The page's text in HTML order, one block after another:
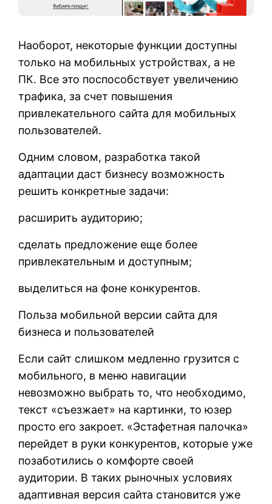
Наоборот, некоторые функции доступны
только на мобильных устройствах, а не
ПК. Все это поспособствует увеличению
трафика, за счет повышения
привлекательного сайта для мобильных
пользователей.
Одним словом, разработка такой
адаптации даст бизнесу возможность
решить конкретные задачи:
расширить аудиторию;
сделать предложение еще более
привлекательным и доступным;
выделиться на фоне конкурентов.
Польза мобильной версии сайта для
бизнеса и пользователей
Если сайт слишком медленно грузится с
мобильного, в меню навигации
невозможно выбрать то, что необходимо,
текст «съезжает» на картинки, то юзер
просто его закроет. «Эстафетная палочка»
перейдет в руки конкурентов, которые уже
позаботились о комфорте своей
аудитории. В таких рыночных условиях
адаптивная версия сайта становится уже